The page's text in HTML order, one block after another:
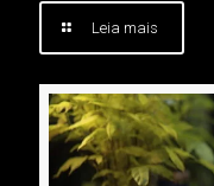
Leia mais